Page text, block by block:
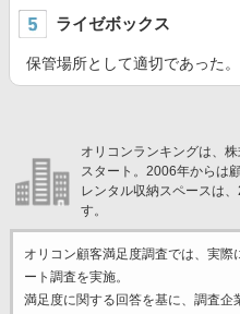
ライゼボックス
保管場所として適切であった。
オリコンランキングは、
スタート。2006年からは
レンタル収納スペースは
す。
オリコン顧客満足度調査では、実際
ート調査を実施。
満足度に関する回答を基に、調査企